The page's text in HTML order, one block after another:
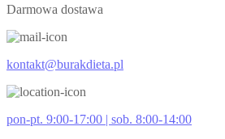
Darmowa dostawa
kontakt@burakdieta.pl
pon-pt. 9:00-17:00 | sob. 8:00-14:00